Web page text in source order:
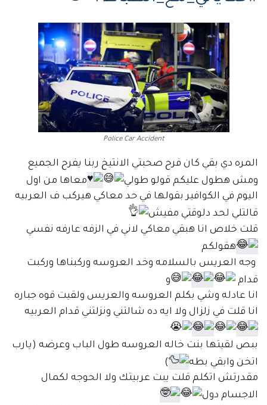
Police Car Accident
المره دي بقي كان فرح صحبتي الانتيخ ربنا يفرح الجميع
ومش هطول عليكم قولو طولي
معاها من اول
اليوم في الكوافير بقولها في حد معاكي هيركب ف العربيه
قالتلي لحد دلوقتي مفيش
قلت خلاص انا هبقي معاكي لاني في الزفه عارفه نفسي
هقولكم
وجه العريس بالسلامه وخد العروسه وركبناها وركبت
قدام
و
انا عادله وشي بكلم العروسه والعريس ولقيت قوه جباره
انا قلت في زلزال ولا ايه ده شالتني ونزلتني قدام العربيه
ببص لقيتها بنت خاله العروسه طول الباب وعرضه (يارب
اتخن وابقي بطه
)
مقدرتش اتكلم قلت يبت عربيتك ولا الحوجه لكمال
الاجسام دول